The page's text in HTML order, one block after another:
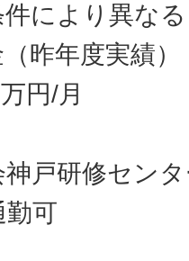
により異なる
昨年度実績）
円/月
戸研修セン
勤可